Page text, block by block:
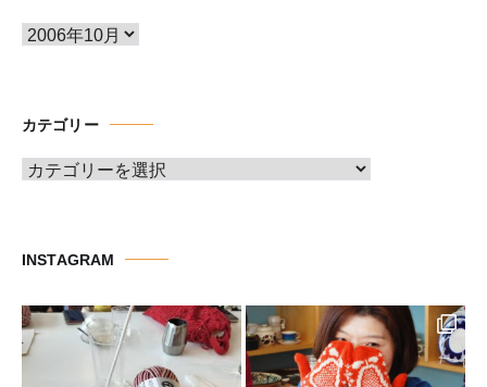
ア
ブ
カテゴリー
カ
ー
INSTAGRAM